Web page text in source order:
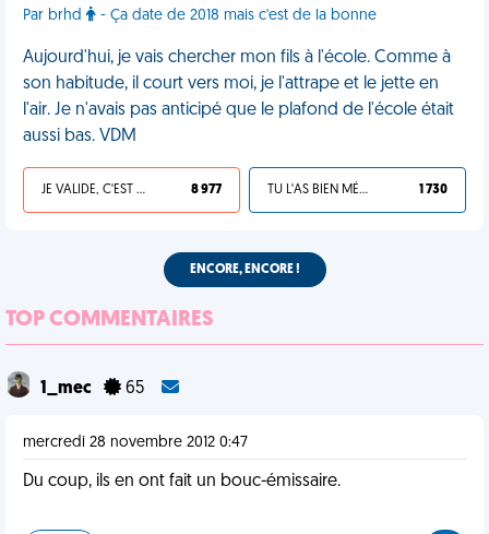
Par brhd - Ça date de 2018 mais c'est de la bonne
Aujourd'hui, je vais chercher mon fils à l'école. Comme à
son habitude, il court vers moi, je l'attrape et le jette en
l'air. Je n'avais pas anticipé que le plafond de l'école était
aussi bas. VDM
JE VALIDE, C'EST UNE VDM 8 977 TU L'AS BIEN MÉRITÉ 1 730
ENCORE, ENCORE !
TOP COMMENTAIRES
1_mec 65
mercredi 28 novembre 2012 0:47
Du coup, ils en ont fait un bouc-émissaire.